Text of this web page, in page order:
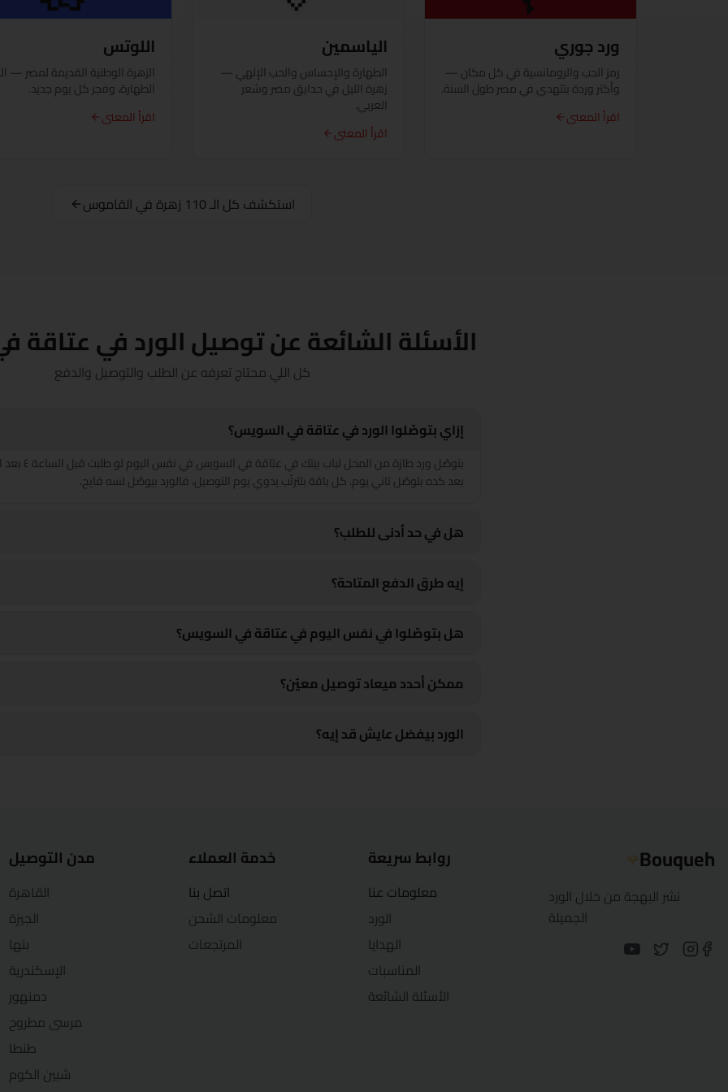
ورد جوري
رمز الحب والرومانسية في كل مكان —
وأكتر وردة بتتهدي في مصر طول السنة.
اقرأ المعنى
الياسمين
الطهارة والإحساس والحب الإلهي —
زهرة الليل في حدايق مصر وشعر
العربي.
اقرأ المعنى
اللوتس
الزهرة الوطنية القديمة لمصر —
الطهارة، وفجر كل يوم جديد.
اقرأ المعنى
استكشف كل الـ 110 زهرة في القاموس
الأسئلة الشائعة عن توصيل الورد في
كل اللي محتاج تعرفه عن الطلب والتوصيل والدفع
إزاي بتوصّلوا الورد في عتاقة في السويس؟
بنوصّل ورد طازة
بعد كده بتوصّل تاني يوم. كل باقة بتترتّب يدوي يوم التوصيل، فالورد بيوصّل لسه فايح.
هل في حد أدنى للطلب؟
إيه طرق الدفع المتاحة؟
هل بتوصّلوا في نفس اليوم في عتاقة في السويس؟
ممكن أحدد ميعاد توصيل معيّن؟
الورد بيفضل عايش قد إيه؟
Bouqueh
🌹
نشر البهجة من خلال الورد
الجميلة
روابط سريعة
معلومات عنا
الورد
الهدايا
المناسبات
الأسئلة الشائعة
خدمة العملاء
اتصل بنا
معلومات الشحن
المرتجعات
مدن التوصيل
القاهرة
الجيزة
بنها
الإسكندرية
دمنهور
مرسى مطروح
طنطا
شبين الكوم
دهب
دمياط
الغردقة
الأقصر
مرسى مطروح
المنيا
شبين الكوم